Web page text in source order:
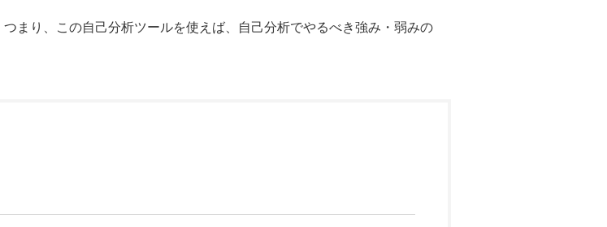
つまり、この自己分析ツールを使えば、自己分析でやるべき強み・弱みの